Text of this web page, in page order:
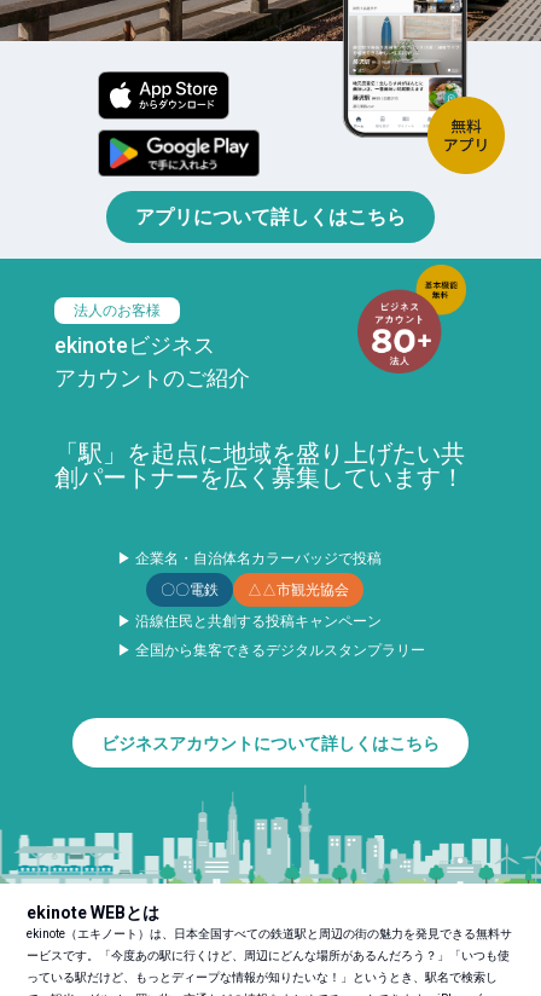
アプリについて詳しくはこちら
法人のお客様
ekinoteビジネス
アカウントのご紹介
「駅」を起点に地域を盛り上げたい共
創パートナーを広く募集しています！
▶ 企業名・自治体名カラーバッジで投稿
〇〇電鉄
△△市観光協会
▶ 沿線住民と共創する投稿キャンペーン
▶ 全国から集客できるデジタルスタンプラリー
ビジネスアカウントについて詳しくはこちら
ekinote WEBとは
ekinote（エキノート）は、日本全国すべての鉄道駅と周辺の街の魅力を発見できる無料サ
ービスです。「今度あの駅に行くけど、周辺にどんな場所があるんだろう？」「いつも使
っている駅だけど、もっとディープな情報が知りたいな！」というとき、駅名で検索し